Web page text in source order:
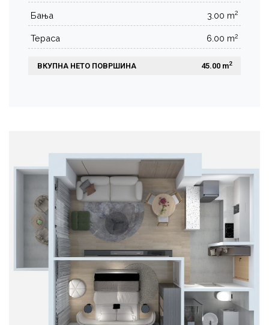
Бања 3.00 m2
Тераса 6.00 m2
ВКУПНА НЕТО ПОВРШИНА 45.00 m2